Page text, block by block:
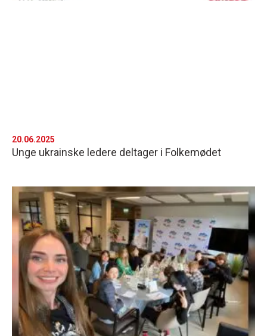
Unge ukrainske ledere deltager i Folkemødet
20.06.2025